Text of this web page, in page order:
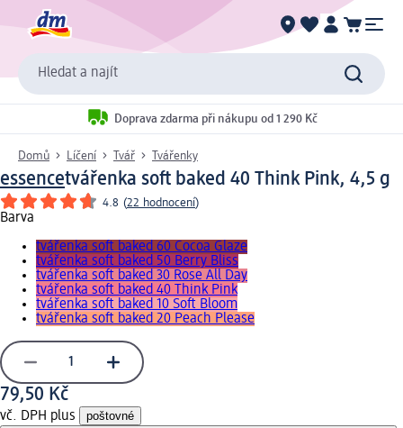
Hledat a najít
Doprava zdarma při nákupu od 1 290 Kč
Domů Líčení Tvář Tvářenky
essencetvářenka soft baked 40 Think Pink, 4,5 g
4.8 (22 hodnocení)
Barva
tvářenka soft baked 60 Cocoa Glaze
tvářenka soft baked 50 Berry Bliss
tvářenka soft baked 30 Rose All Day
tvářenka soft baked 40 Think Pink
tvářenka soft baked 10 Soft Bloom
tvářenka soft baked 20 Peach Please
79,50 Kč
vč. DPH plus poštovné